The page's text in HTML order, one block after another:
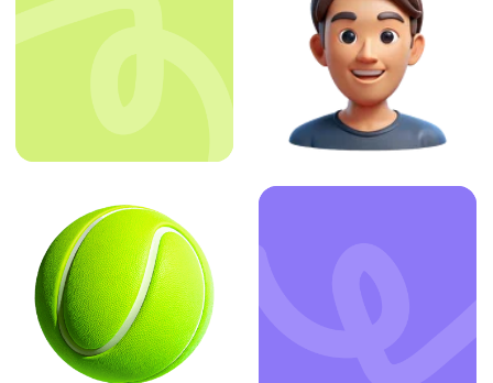
ЗАКАЗАТЬ УСЛУГУ